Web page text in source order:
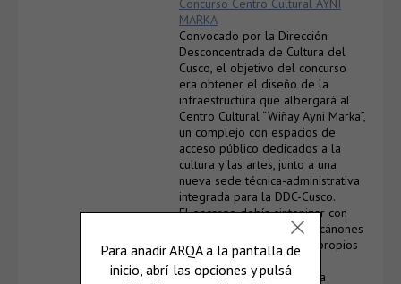
Concurso Centro Cultural AYNI
MARKA
Convocado por la Dirección
Desconcentrada de Cultura del
Cusco, el objetivo del concurso
era obtener el diseño de la
infraestructura que albergará al
Centro Cultural “Wiñay Ayni Marka”,
un complejo con espacios de
acceso público dedicados a la
cultura y las artes, junto a una
nueva sede técnica-administrativa
integrada para la DDC-Cusco.
El encargo debía sintonizar con
los argumentos formales, cánones
y principios conceptuales propios
del legado en piedra y la
arquitectura ancestral de la